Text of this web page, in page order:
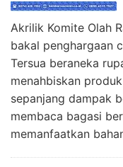
Akrilik Komite Olah
bakal penghargaan
Tersua beraneka
menahbiskan
sepanjang dampak
membaca bagasi
memanfaatkan